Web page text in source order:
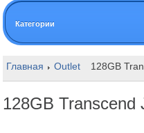
Категории
Главная Outlet 128GB
128GB Transcend